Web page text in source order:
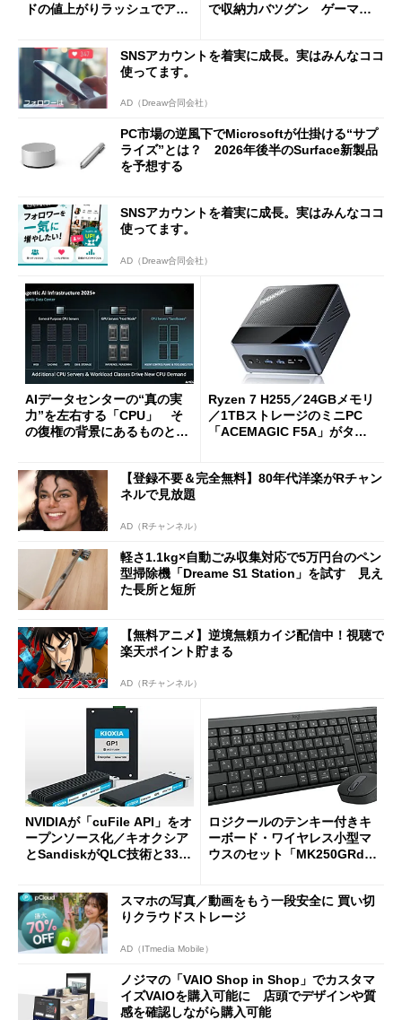
ドの値上がりラッシュでアキ
で収納力バツグン ゲーマー
SNSアカウントを着実に成長。実はみんなココ
使ってます。
AD（Dreaw合同会社）
PC市場の逆風下でMicrosoftが仕掛ける“サプ
ライズ”とは？ 2026年後半のSurface新製品
を予想する
SNSアカウントを着実に成長。実はみんなココ
使ってます。
AD（Dreaw合同会社）
AIデータセンターの“真の実
力”を左右する「CPU」 そ
の復権の背景にあるものと
Ryzen 7 H255／24GBメモリ
／1TBストレージのミニPC
「ACEMAGIC F5A」がタイ
【登録不要＆完全無料】80年代洋楽がRチャン
ネルで見放題
AD（Rチャンネル）
軽さ1.1kg×自動ごみ収集対応で5万円台のペン
型掃除機「Dreame S1 Station」を試す 見え
た長所と短所
【無料アニメ】逆境無頼カイジ配信中！視聴で
楽天ポイント貯まる
AD（Rチャンネル）
NVIDIAが「cuFile API」をオ
ープンソース化／キオクシア
とSandiskがQLC技術と332
ロジクールのテンキー付きキ
ーボード・ワイヤレス小型マ
ウスのセット「MK250GRd」
スマホの写真／動画をもう一段安全に 買い切
りクラウドストレージ
AD（ITmedia Mobile）
ノジマの「VAIO Shop in Shop」でカスタマ
イズVAIOを購入可能に 店頭でデザインや質
感を確認しながら購入可能